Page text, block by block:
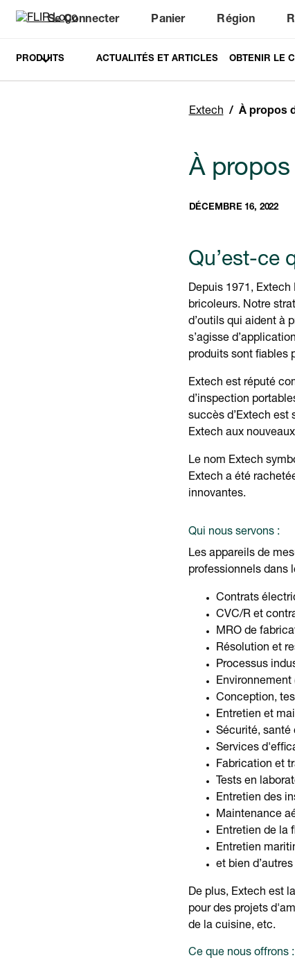
Se Connecter
Unread messages
Panier
Région
PRODUITS ACTUALITÉS ET ARTICLES OBTENIR LE
Extech À propos
À propos
DÉCEMBRE 16, 2022
Qu’est-ce
Depuis 1971,
bricoleurs. Notre
d’outils qui aident à
s’agisse
produits sont fiables
Extech est réputé
d’inspection
succès d’Extech est
Extech aux
Le nom Extech
Extech a été
innovantes.
Qui nous servons :
Les appareils de
professionnels dans
Contrats
CVC/R et
MRO de
Résolution et
Processus
Environnement
Conception,
Entretien et
Sécurité, santé
Services
Fabrication et
Tests en
Entretien des
Maintenance
Entretien de la
Entretien
et bien
De plus, Extech est
pour des projets
de la cuisine, etc.
Ce que nous offrons :